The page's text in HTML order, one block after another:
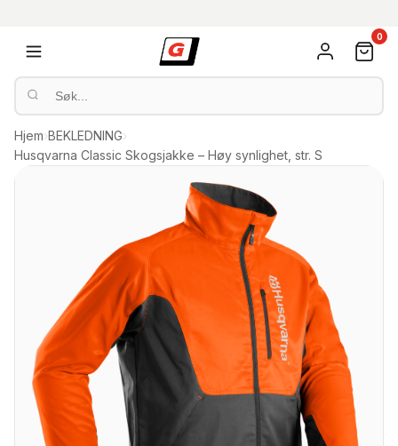
0
Hjem›BEKLEDNING›
Husqvarna Classic Skogsjakke – Høy synlighet, str. S